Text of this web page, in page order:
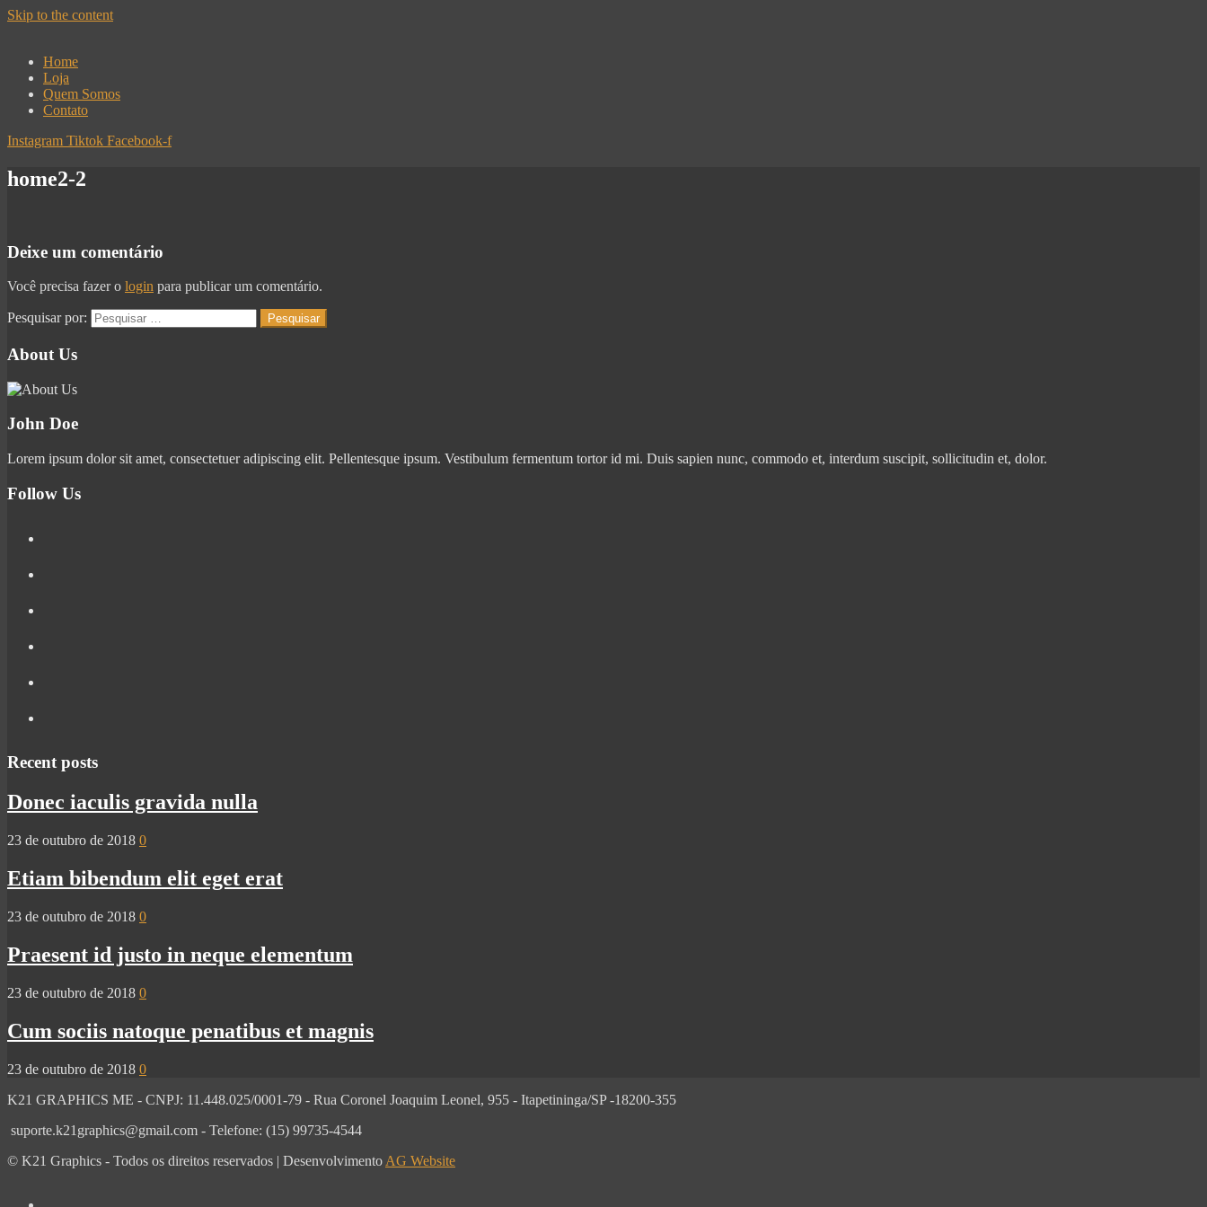
Skip to the content
Home
Loja
Quem Somos
Contato
Instagram Tiktok Facebook-f
home2-2
Deixe um comentário
Você precisa fazer o login para publicar um comentário.
Pesquisar por:
About Us
John Doe
Lorem ipsum dolor sit amet, consectetuer adipiscing elit. Pellentesque ipsum. Vestibulum fermentum tortor id mi. Duis sapien nunc, commodo et, interdum suscipit, sollicitudin et, dolor.
Follow Us
Recent posts
Donec iaculis gravida nulla
23 de outubro de 2018 0
Etiam bibendum elit eget erat
23 de outubro de 2018 0
Praesent id justo in neque elementum
23 de outubro de 2018 0
Cum sociis natoque penatibus et magnis
23 de outubro de 2018 0
K21 GRAPHICS ME - CNPJ: 11.448.025/0001-79 - Rua Coronel Joaquim Leonel, 955 - Itapetininga/SP -18200-355
suporte.k21graphics@gmail.com - Telefone: (15) 99735-4544
© K21 Graphics - Todos os direitos reservados | Desenvolvimento AG Website